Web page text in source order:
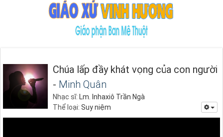
Chúa lấp đầy khát vọng của con người
- Minh Quân
Nhạc sĩ: Lm. Inhaxiô Trần Ngà
Thể loại: Suy niệm